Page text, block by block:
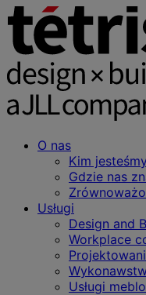
O nas
Kim jesteśmy
Gdzie nas
Usługi
Design and
Workplace
Usługi